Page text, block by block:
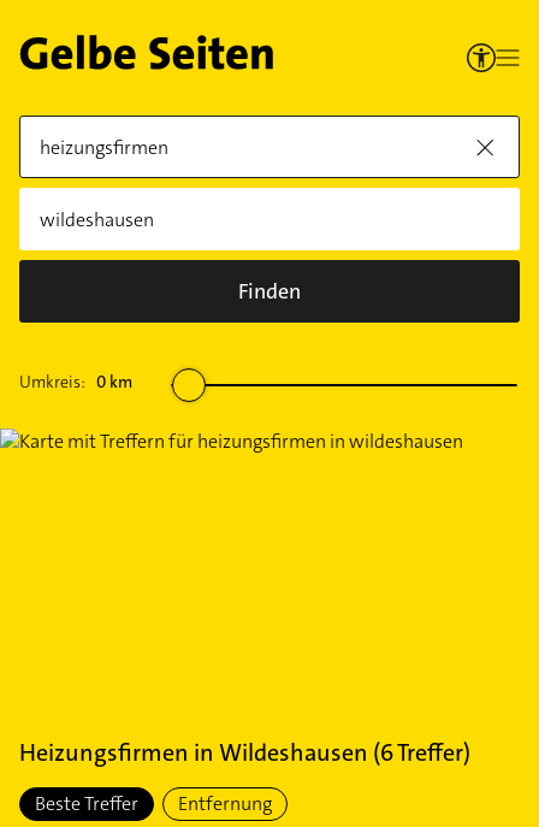
Finden
Umkreis: 0 km
Heizungsfirmen in Wildeshausen (6Treffer)
Beste Treffer Entfernung